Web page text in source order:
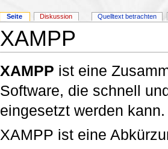
XAMPP
XAMPP ist eine
Software, die schnell
eingesetzt werden kann.
XAMPP ist eine
Seite Diskussion Quelltext betrachten